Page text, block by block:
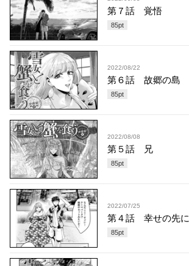
第７話 覚悟
85pt
2022/08/22
第６話 故郷の島
85pt
2022/08/08
第５話 兄
85pt
2022/07/25
第４話 幸せの先に
85pt